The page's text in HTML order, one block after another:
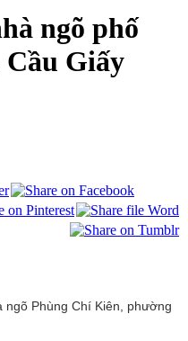
ngõ phố
Giấy
Phùng Chí Kiên, phường